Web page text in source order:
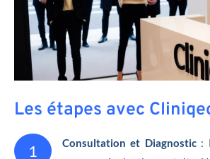
Les étapes avec
1 Consultation et Diagnostic: